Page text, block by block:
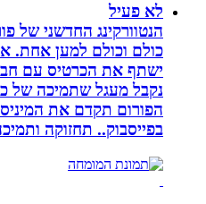
לא פעיל
הנטוורקינג החדשני של
כולם וכולם למען אחת. אם
ישתף את הכרטיס עם חבריו
נקבל מעגל שתמיכה של
הפורום תקדם את המיניסייט
בפייסבוק.. תחזוקה ותמיכה